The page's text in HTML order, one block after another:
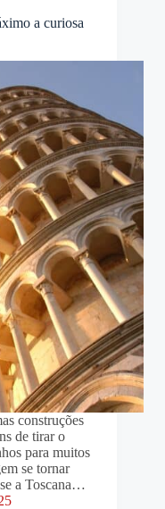
a curiosa
construções
de tirar o
para muitos
se tornar
a Toscana…